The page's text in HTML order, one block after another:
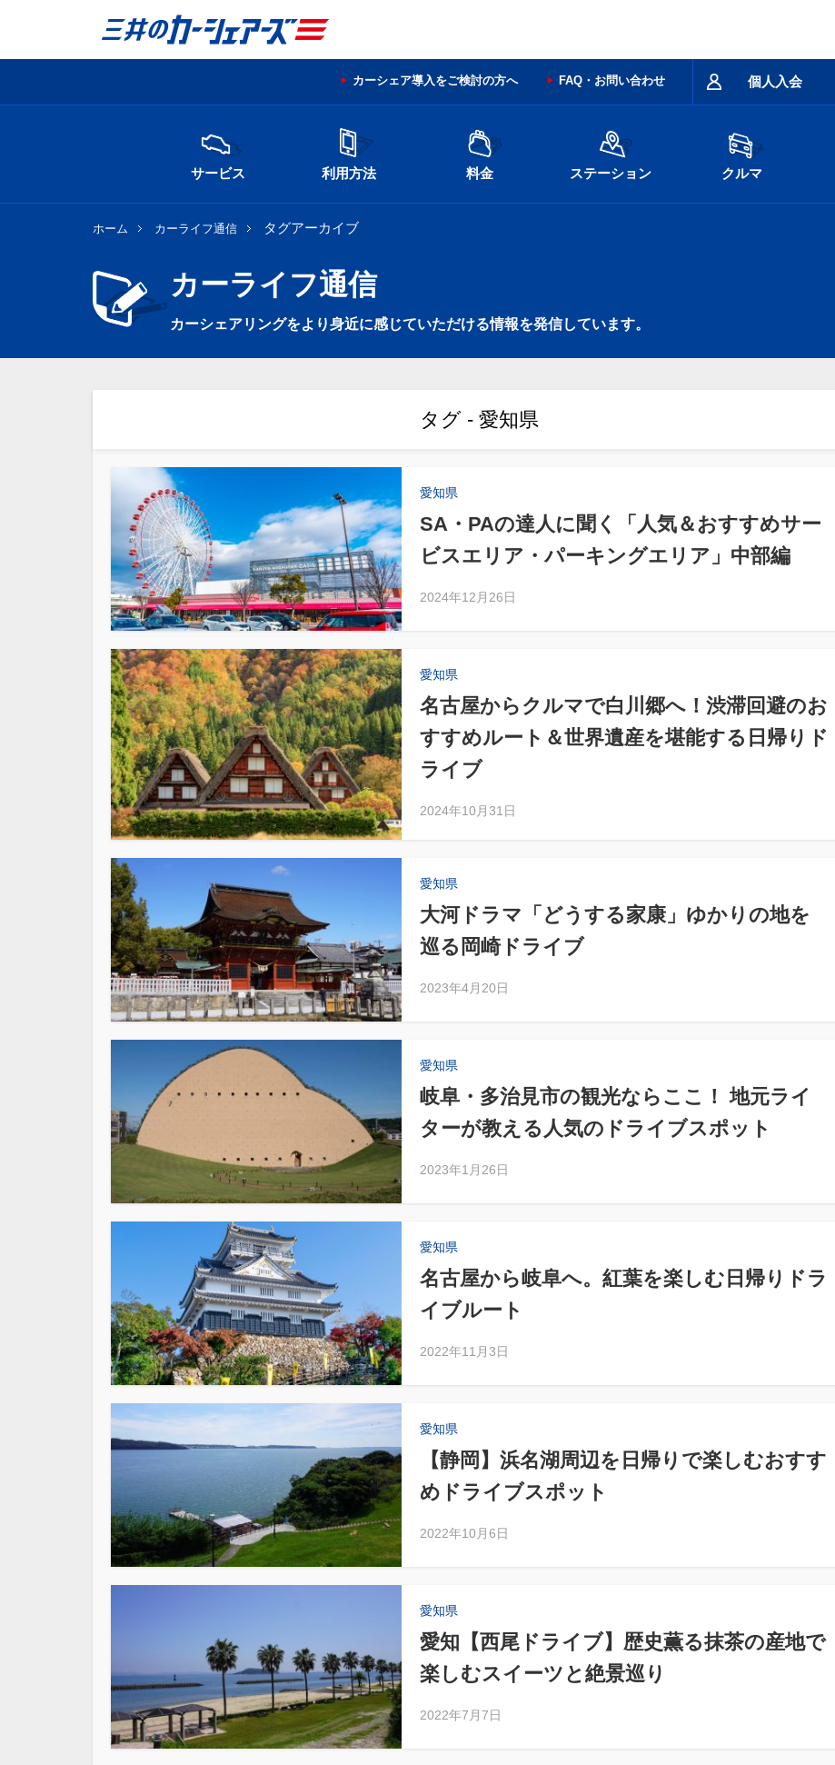
個人入会
カーシェア導入をご検討の方へ FAQ・お問い合わせ
サービス 利用方法 料金 ステーション クルマ
ホーム カーライフ通信 タグアーカイブ
カーライフ通信
カーシェアリングをより身近に感じていただける情報を発信しています。
タグ - 愛知県
愛知県
SA・PAの達人に聞く「人気＆おすすめサー
ビスエリア・パーキングエリア」中部編
2024年12月26日
愛知県
名古屋からクルマで白川郷へ！渋滞回避のお
すすめルート＆世界遺産を堪能する日帰りド
ライブ
2024年10月31日
愛知県
大河ドラマ「どうする家康」ゆかりの地を
巡る岡崎ドライブ
2023年4月20日
愛知県
岐阜・多治見市の観光ならここ！ 地元ライ
ターが教える人気のドライブスポット
2023年1月26日
愛知県
名古屋から岐阜へ。紅葉を楽しむ日帰りドラ
イブルート
2022年11月3日
愛知県
【静岡】浜名湖周辺を日帰りで楽しむおすす
めドライブスポット
2022年10月6日
愛知県
愛知【西尾ドライブ】歴史薫る抹茶の産地で
楽しむスイーツと絶景巡り
2022年7月7日